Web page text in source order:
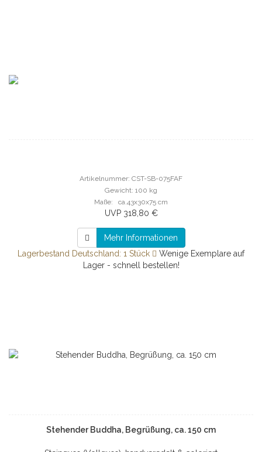
Artikelnummer: CST-SB-075FAF
Gewicht: 100 kg
Maße: ca.43x30x75 cm
UVP 318,80 €
Mehr Informationen
Lagerbestand Deutschland: 1 Stück
Wenige Exemplare auf
Lager - schnell bestellen!
Stehender Buddha, Begrüßung, ca. 150 cm